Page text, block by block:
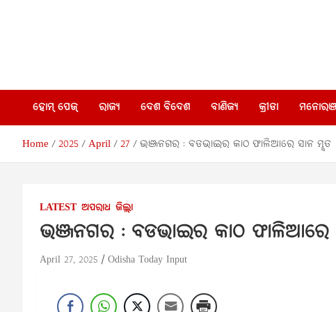
Today
News
Network
Pvt Ltd
News |
India
News |
World
News |
Odisha
ହୋମ୍ ପେଜ୍ ରାଜ୍ୟ ଦେଶ ବିଦେଶ ବାଣିଜ୍ୟ କ୍ରୀଡା
Home 2025 April 27 ଭଞ୍ଜନଗର : ବଡଭାଇର କାଠ ଫାଳିଆରେ ସାନ ମୣତ
LATEST ଅପରାଧ ଜିଲ୍ଲା
ଭଞ୍ଜନଗର : ବଡଭାଇର କାଠ ଫାଳିଆରେ
April 27, 2025 Odisha Today Input